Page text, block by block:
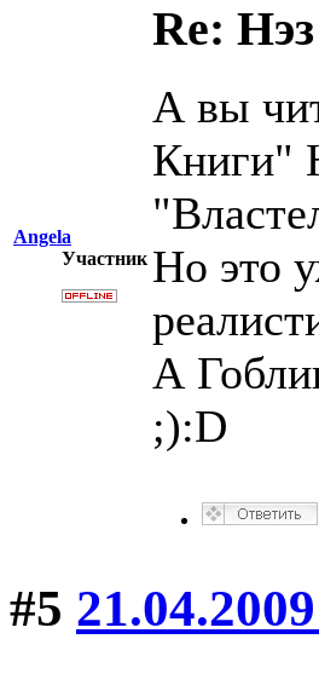
Angela
Участник
Re:
А вы
Книги"
Но это
А
;):D
#5